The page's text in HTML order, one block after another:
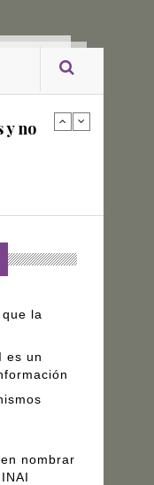
y no
de
la
es un
nombrar